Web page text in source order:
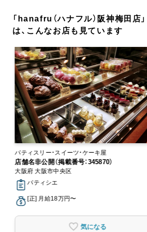
「hanafru（ハナフル）阪神梅田店
は、こんなお店も見ています
パティスリー・スイーツ・ケーキ屋
店舗名非公開（掲載番号：345870）
大阪府 大阪市中央区
パティシエ
[正] 月給18万円〜
気になる